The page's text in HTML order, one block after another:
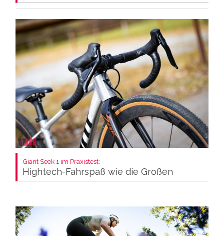
Giant Seek 1 im Praxistest:
Hightech-Fahrspaß wie die Großen